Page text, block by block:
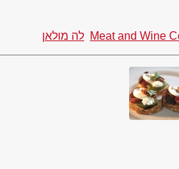
Meat and Wine לה מולאן